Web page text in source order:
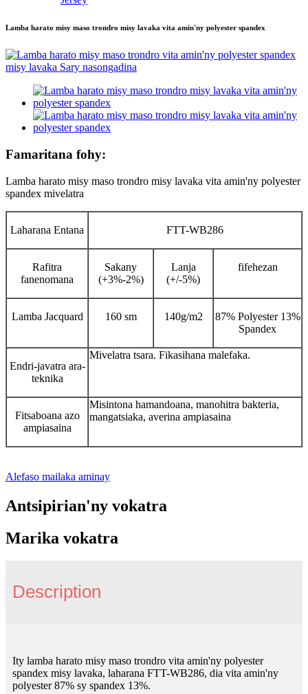
Lamba harato misy maso trondro misy lavaka vita amin'ny polyester spandex
Famaritana fohy:
Lamba harato misy maso trondro misy lavaka vita amin'ny polyester
spandex mivelatra
Laharana Entana FTT-WB286
Rafitra
fanenomana
Sakany
(+3%-2%)
Lanja
(+/-5%)
fifehezan
Lamba Jacquard 160 sm 140g/m2
87% Polyester 13%
Spandex
Endri-javatra ara-
teknika
Mivelatra tsara. Fikasihana malefaka.
Fitsaboana azo
ampiasaina
Misintona hamandoana, manohitra bakteria,
mangatsiaka, averina ampiasaina
Alefaso mailaka aminay
Antsipirian'ny vokatra
Marika vokatra
Description
Ity lamba harato misy maso trondro vita amin'ny polyester
spandex misy lavaka, laharana FTT-WB286, dia vita amin'ny
polyester 87% sy spandex 13%.